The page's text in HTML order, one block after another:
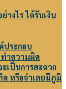
างไร ได้รับเงิน
ประกอบ
ำความผิด
เป็นการสะดวก
หรือจำเลยมีภูมิ